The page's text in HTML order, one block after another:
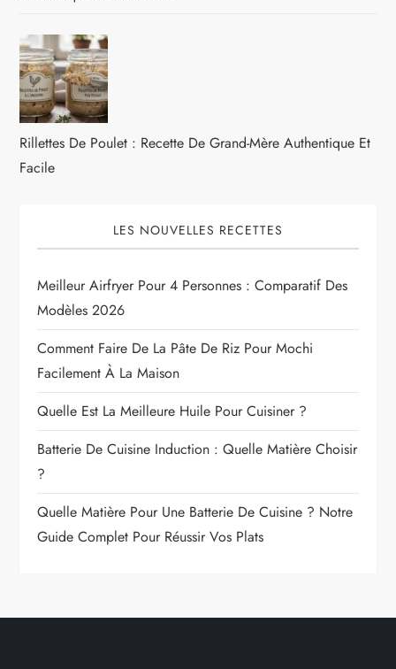
Rillettes De Poulet : Recette De Grand-Mère Authentique Et
Facile
LES NOUVELLES RECETTES
Meilleur Airfryer Pour 4 Personnes : Comparatif Des
Modèles 2026
Comment Faire De La Pâte De Riz Pour Mochi
Facilement À La Maison
Quelle Est La Meilleure Huile Pour Cuisiner ?
Batterie De Cuisine Induction : Quelle Matière Choisir
?
Quelle Matière Pour Une Batterie De Cuisine ? Notre
Guide Complet Pour Réussir Vos Plats